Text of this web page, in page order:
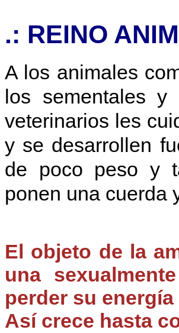
.: REINO
A los animales
los sementales
veterinarios les
y se desarrollen
de poco peso y
ponen una cuerda
El objeto de la
una
perder su
Así crece hasta